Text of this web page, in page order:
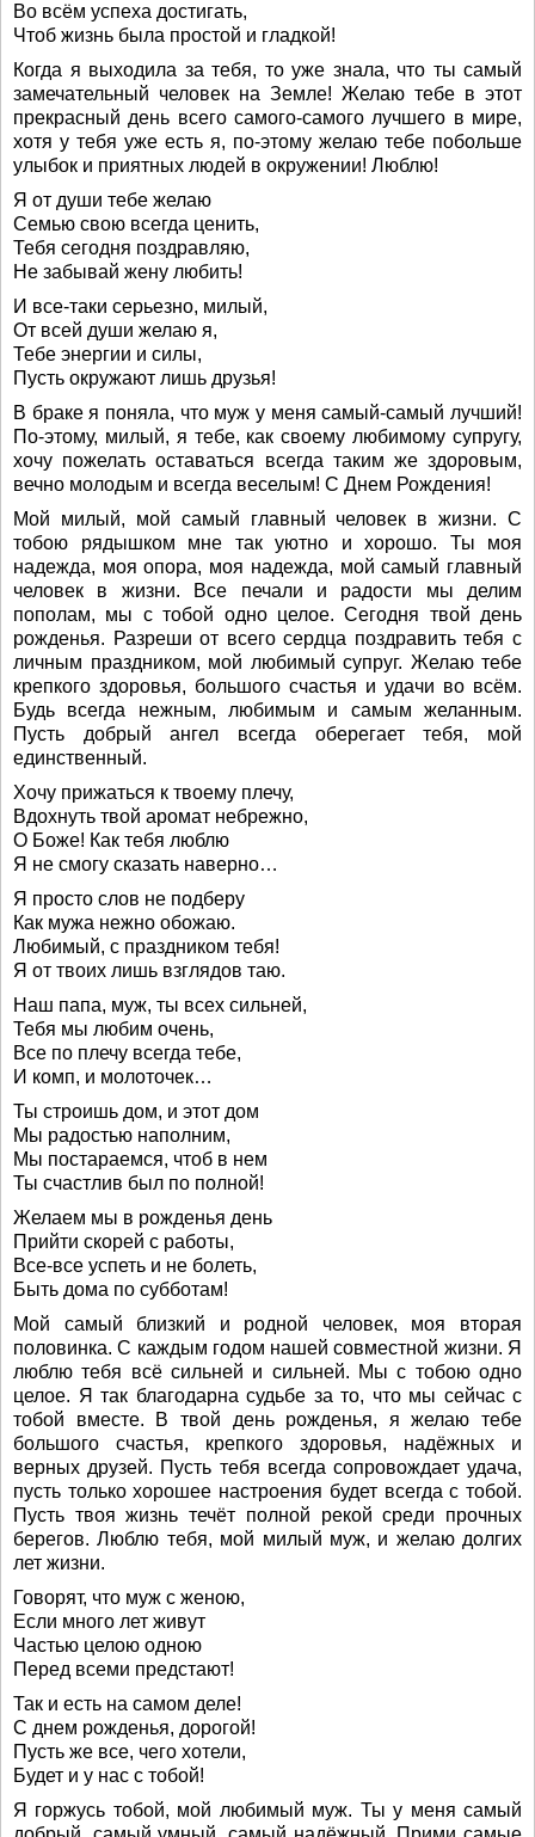
Во всём успеха достигать,
Чтоб жизнь была простой и гладкой!
Когда я выходила за тебя, то уже знала, что ты самый
замечательный человек на Земле! Желаю тебе в этот
прекрасный день всего самого-самого лучшего в мире,
хотя у тебя уже есть я, по-этому желаю тебе побольше
улыбок и приятных людей в окружении! Люблю!
Я от души тебе желаю
Семью свою всегда ценить,
Тебя сегодня поздравляю,
Не забывай жену любить!
И все-таки серьезно, милый,
От всей души желаю я,
Тебе энергии и силы,
Пусть окружают лишь друзья!
В браке я поняла, что муж у меня самый-самый лучший!
По-этому, милый, я тебе, как своему любимому супругу,
хочу пожелать оставаться всегда таким же здоровым,
вечно молодым и всегда веселым! С Днем Рождения!
Мой милый, мой самый главный человек в жизни. С
тобою рядышком мне так уютно и хорошо. Ты моя
надежда, моя опора, моя надежда, мой самый главный
человек в жизни. Все печали и радости мы делим
пополам, мы с тобой одно целое. Сегодня твой день
рожденья. Разреши от всего сердца поздравить тебя с
личным праздником, мой любимый супруг. Желаю тебе
крепкого здоровья, большого счастья и удачи во всём.
Будь всегда нежным, любимым и самым желанным.
Пусть добрый ангел всегда оберегает тебя, мой
единственный.
Хочу прижаться к твоему плечу,
Вдохнуть твой аромат небрежно,
О Боже! Как тебя люблю
Я не смогу сказать наверно…
Я просто слов не подберу
Как мужа нежно обожаю.
Любимый, с праздником тебя!
Я от твоих лишь взглядов таю.
Наш папа, муж, ты всех сильней,
Тебя мы любим очень,
Все по плечу всегда тебе,
И комп, и молоточек…
Ты строишь дом, и этот дом
Мы радостью наполним,
Мы постараемся, чтоб в нем
Ты счастлив был по полной!
Желаем мы в рожденья день
Прийти скорей с работы,
Все-все успеть и не болеть,
Быть дома по субботам!
Мой самый близкий и родной человек, моя вторая
половинка. С каждым годом нашей совместной жизни. Я
люблю тебя всё сильней и сильней. Мы с тобою одно
целое. Я так благодарна судьбе за то, что мы сейчас с
тобой вместе. В твой день рожденья, я желаю тебе
большого счастья, крепкого здоровья, надёжных и
верных друзей. Пусть тебя всегда сопровождает удача,
пусть только хорошее настроения будет всегда с тобой.
Пусть твоя жизнь течёт полной рекой среди прочных
берегов. Люблю тебя, мой милый муж, и желаю долгих
лет жизни.
Говорят, что муж с женою,
Если много лет живут
Частью целою одною
Перед всеми предстают!
Так и есть на самом деле!
С днем рожденья, дорогой!
Пусть же все, чего хотели,
Будет и у нас с тобой!
Я горжусь тобой, мой любимый муж. Ты у меня самый